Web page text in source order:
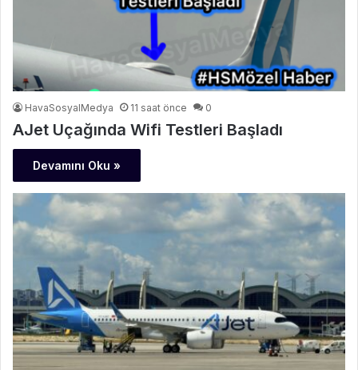
HavaSosyalMedya 11 saat önce 0
AJet Uçağında Wifi Testleri Başladı
Devamını Oku »